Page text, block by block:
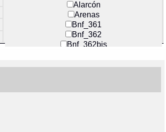
Alarcón
Arenas
Bnf_361
Bnf_362
Bnf_362bis
Docs_México